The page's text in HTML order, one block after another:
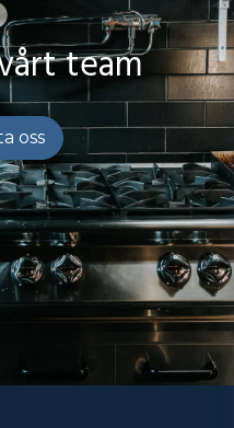
som behöver
för anslutning till
färg– idealiskt i öppna
team
oss